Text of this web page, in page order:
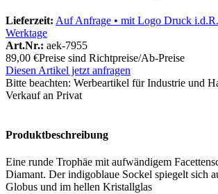
Lieferzeit: Auf Anfrage • mit Logo Druck
Werktage
Art.Nr.: aek-7955
89,00 €Preise sind Richtpreise/Ab-Preise
Diesen Artikel jetzt anfragen
Bitte beachten: Werbeartikel für Industrie und
Verkauf an Privat
Produktbeschreibung
Eine runde Trophäe mit aufwändigem
Diamant. Der indigoblaue Sockel spiegelt sich
Globus und im hellen Kristallglas